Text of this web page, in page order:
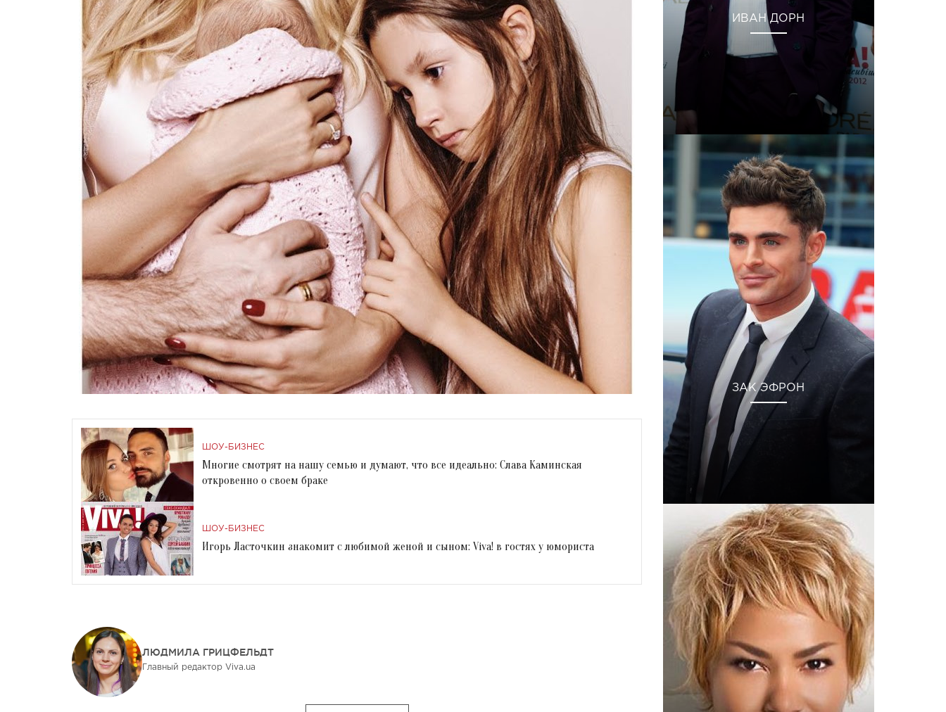
ШОУ-БИЗНЕС
Многие смотрят на нашу семью и думают, что все идеально: Слава Каминская
откровенно о своем браке
ШОУ-БИЗНЕС
Игорь Ласточкин знакомит с любимой женой и сыном: Viva! в гостях у юмориста
ЛЮДМИЛА ГРИЦФЕЛЬДТ
Главный редактор Viva.ua
ИВАН ДОРН
ЗАК ЭФРОН